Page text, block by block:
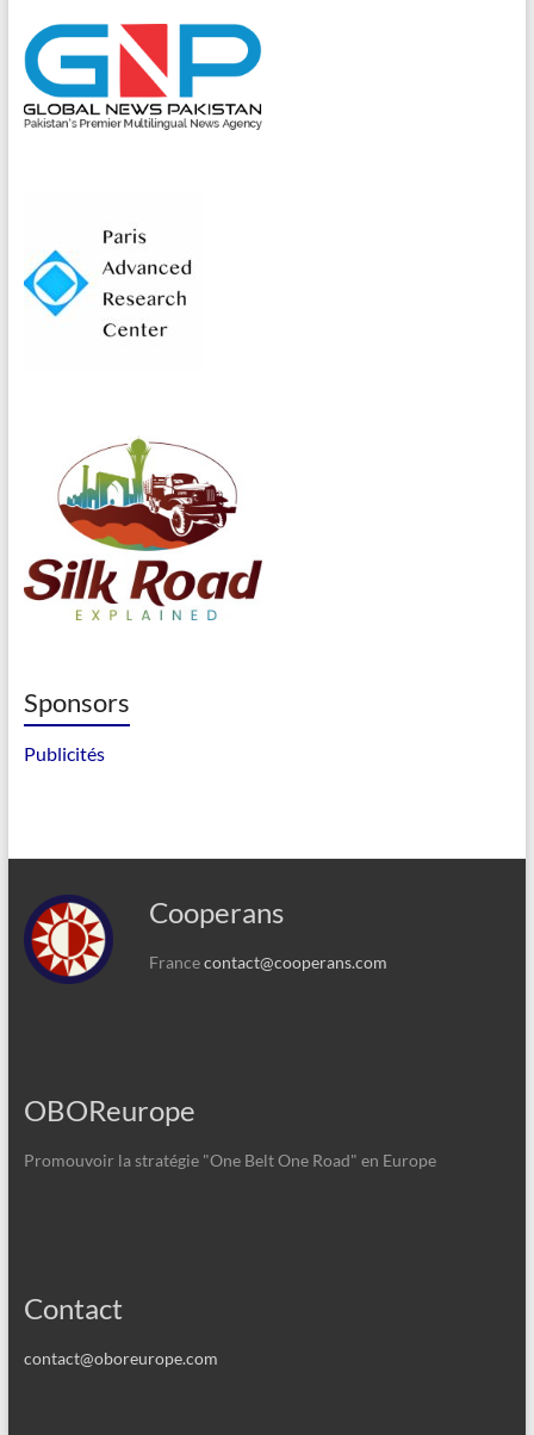
Sponsors
Publicités
Cooperans
Francecontact@cooperans.com
OBOReurope
Promouvoir la stratégie "One Belt One Road" en Europe
Contact
contact@oboreurope.com